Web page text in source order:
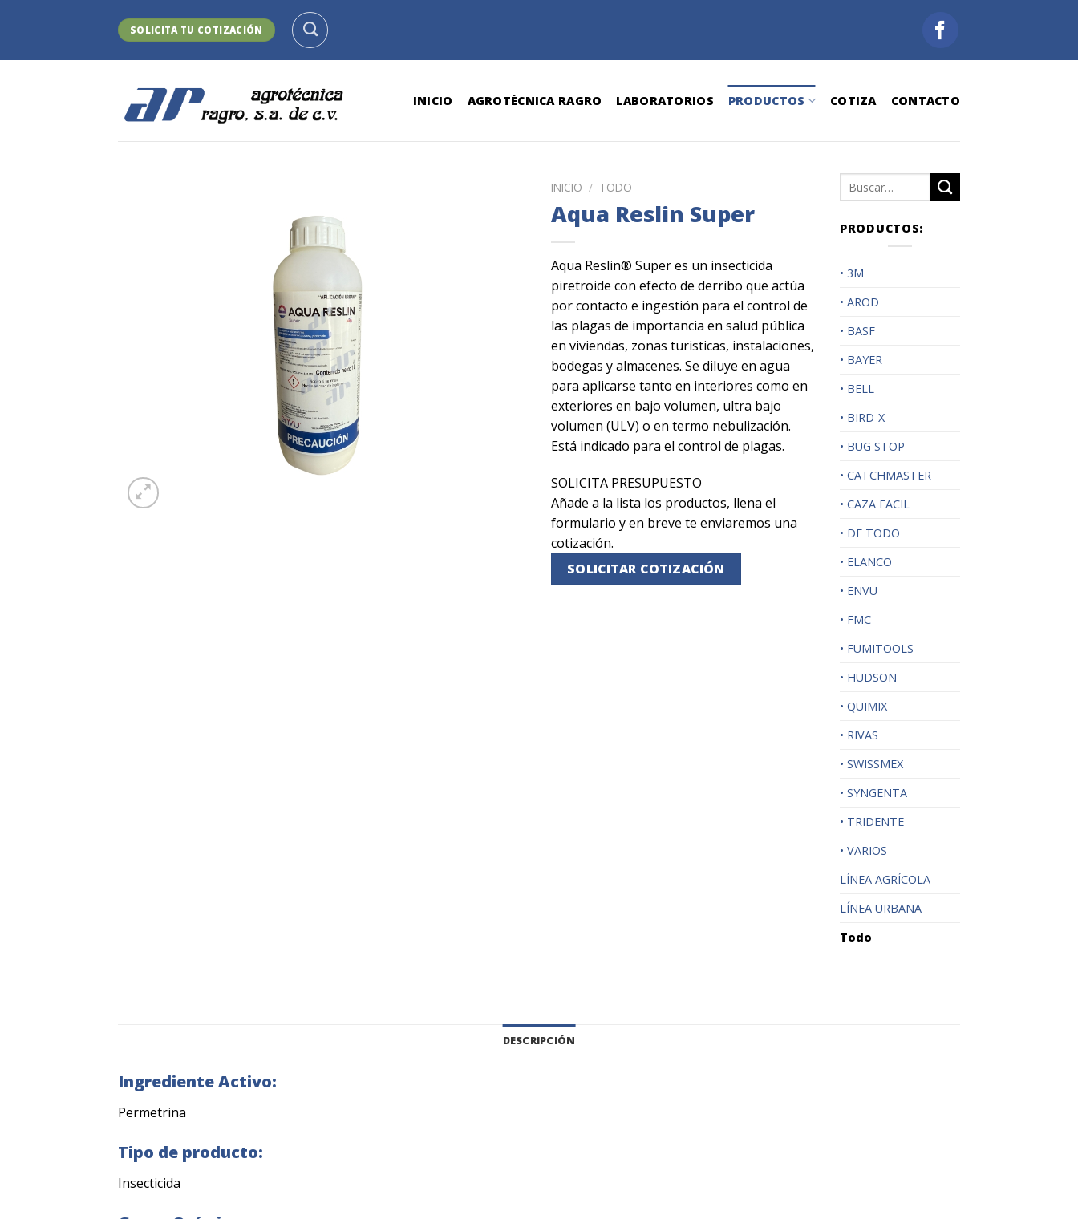
SOLICITA TU COTIZACIÓN
INICIO AGROTÉCNICA RAGRO LABORATORIOS PRODUCTOS COTIZA CONTACTO
INICIO / TODO
Aqua Reslin Super
Aqua Reslin® Super es un insecticida
piretroide con efecto de derribo que actúa
por contacto e ingestión para el control de
las plagas de importancia en salud pública
en viviendas, zonas turisticas, instalaciones,
bodegas y almacenes. Se diluye en agua
para aplicarse tanto en interiores como en
exteriores en bajo volumen, ultra bajo
volumen (ULV) o en termo nebulización.
Está indicado para el control de plagas.
SOLICITA PRESUPUESTO
Añade a la lista los productos, llena el
formulario y en breve te enviaremos una
cotización.
SOLICITAR COTIZACIÓN
Buscar
por:
PRODUCTOS:
• 3M
• AROD
• BASF
• BAYER
• BELL
• BIRD-X
• BUG STOP
• CATCHMASTER
• CAZA FACIL
• DE TODO
• ELANCO
• ENVU
• FMC
• FUMITOOLS
• HUDSON
• QUIMIX
• RIVAS
• SWISSMEX
• SYNGENTA
• TRIDENTE
• VARIOS
LÍNEA AGRÍCOLA
LÍNEA URBANA
Todo
DESCRIPCIÓN
Ingrediente Activo:
Permetrina
Tipo de producto:
Insecticida